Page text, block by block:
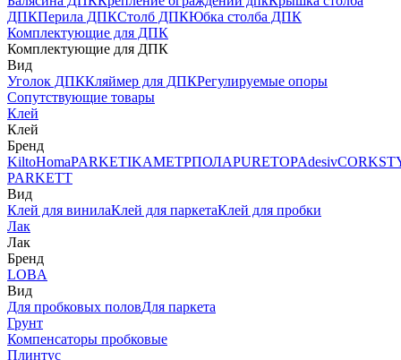
ДПКПерила ДПКСтолб ДПКЮбка столба ДПК
Комплектующие для ДПК
Комплектующие для ДПК
Вид
Уголок ДПККляймер для ДПКРегулируемые опоры
Сопутствующие товары
Клей
Клей
Бренд
KiltoHomaPARKETIKAМЕТРПОЛАPURETOPAdesiv
PARKETT
Вид
Клей для винилаКлей для паркетаКлей для пробки
Лак
Лак
Бренд
LOBA
Вид
Для пробковых половДля паркета
Грунт
Компенсаторы пробковые
Плинтус